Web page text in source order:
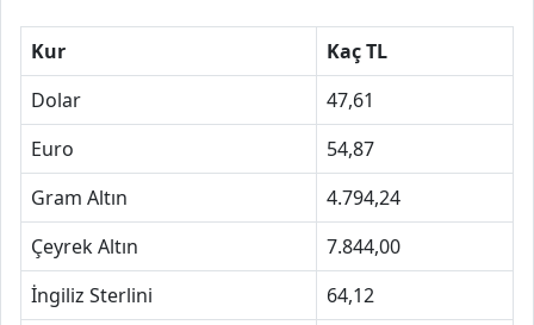
Kur
Kaç TL
Dolar
47,61
Euro
54,87
Gram Altın
4.794,24
Çeyrek Altın
7.844,00
İngiliz Sterlini
64,12